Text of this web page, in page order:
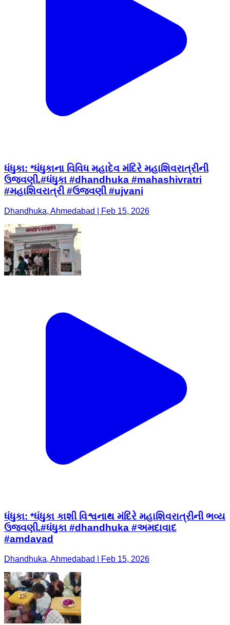
ધંધુકા: *ધંધુકાના વિવિધ મહાદેવ મંદિરે મહાશિવરાત્રીની
ઉજવણી.#ધંધુકા #dhandhuka #mahashivratri
#મહાશિવરાત્રી #ઉજવણી #ujvani
Dhandhuka, Ahmedabad | Feb 15, 2026
ધંધુકા: *ધંધુકા કાશી વિશ્વનાથ મંદિરે મહાશિવરાત્રીની ભવ્ય
ઉજવણી.#ધંધુકા #dhandhuka #અમદાવાદ
#amdavad
Dhandhuka, Ahmedabad | Feb 15, 2026